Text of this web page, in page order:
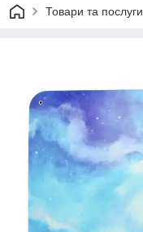
Товари та послуги